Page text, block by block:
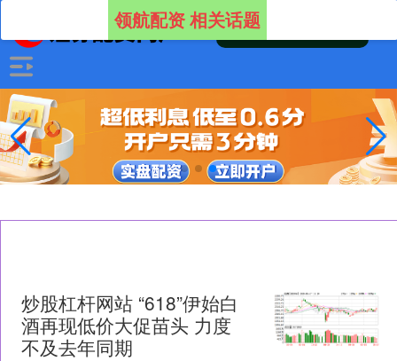
领航配资 相关话题
炒股杠杆网站 “618”伊始白
酒再现低价大促苗头 力度
不及去年同期